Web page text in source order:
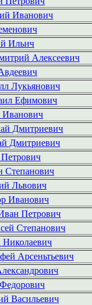
Иванович
Ильич
Алексеевич
Лукьянович
Ефимович
Дмитриевич
Дмитриевич
Степанович
Львович
Иванович
Петрович
Степанович
Николаевич
Арсеньтьевич
Васильевич